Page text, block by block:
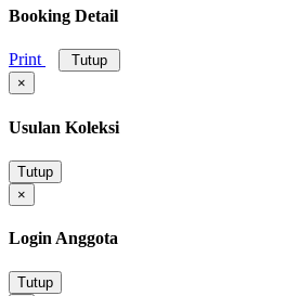
Booking Detail
Print
Tutup
×
Usulan Koleksi
Tutup
×
Login Anggota
Tutup